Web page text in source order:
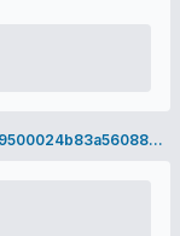
8736b977cad72dc2fe6359b95093e4378fabe39500024b83a56088dbe1a4182d